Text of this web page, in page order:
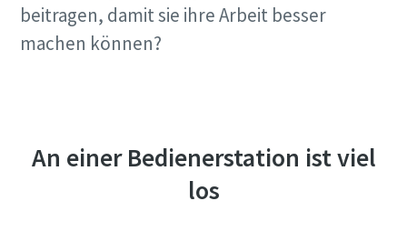
Alle anzeigen
Zugang zu Webshop anfragen
Ansehen
beitragen, damit sie ihre Arbeit besser
machen können?
An einer Bedienerstation ist viel
los